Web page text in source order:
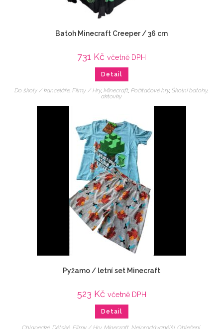
Batoh Minecraft Creeper / 36 cm
731 Kč včetně DPH
Detail
Do školy / kanceláře, Filmy / Hry, Minecraft, Počítačové hry, Školní batohy,
aktovky
Pyžamo / letní set Minecraft
523 Kč včetně DPH
Detail
Chlapecké Dětské Filmy / Hry, Minecraft Nejprodávanější, Oblečení,